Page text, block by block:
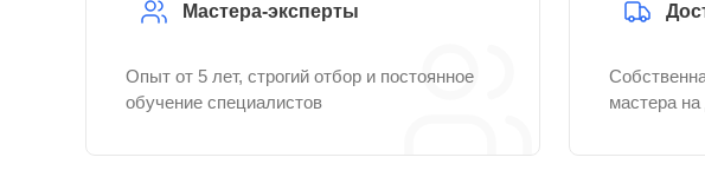
Мастера-эксперты
Опыт от 5 лет, строгий отбор и постоянное
обучение специалистов
мастера